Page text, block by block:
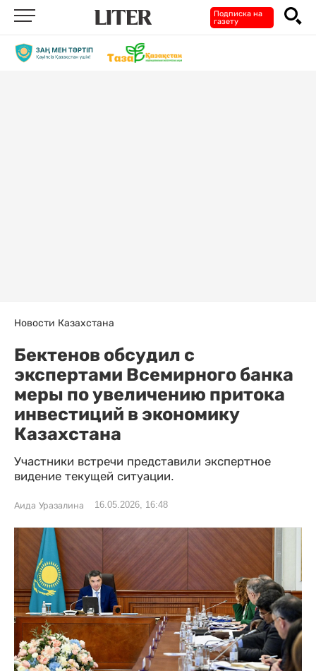
Подписка на
газету
Новости Казахстана
Бектенов обсудил с
экспертами Всемирного банка
меры по увеличению притока
инвестиций в экономику
Казахстана
Участники встречи представили экспертное
видение текущей ситуации.
Аида Уразалина 16.05.2026, 16:48